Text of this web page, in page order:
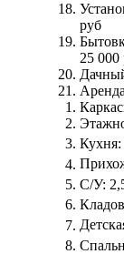
руб
25 000
Кухня:
С/У: